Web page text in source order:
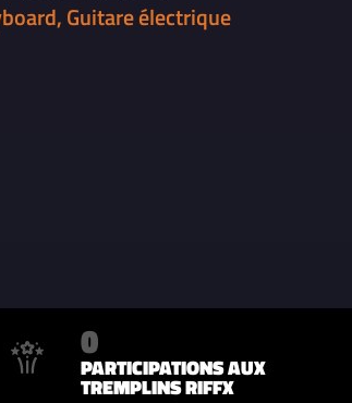
Guitare électrique
0
PARTICIPATIONS AUX
TREMPLINS RIFFX